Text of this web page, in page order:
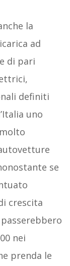
la
ad
di pari
definiti
uno
se
crescita
nei
prenda le